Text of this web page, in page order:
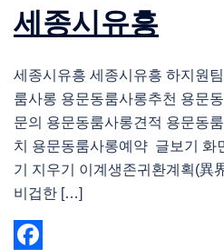
세종시유흥
세종시유흥 세종시유흥 하지원
룸사롱 용문동룸사롱추천 용문
문의 용문동룸사롱견적 용문동
치 용문동룸사롱예약 글보기 화
기 지우기 이계생존귀환계획(異
비겁한 […]